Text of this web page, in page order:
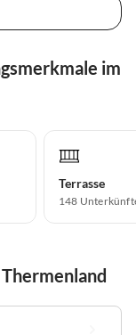
im
Terrasse
148